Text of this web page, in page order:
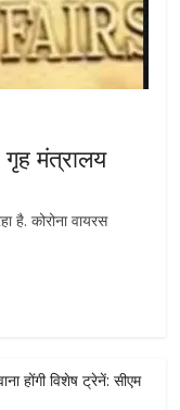
गृह मंत्रालय
है. कोरोना वायरस
होंगी विशेष ट्रेनें: सीएम